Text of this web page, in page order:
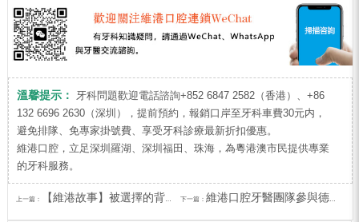
溫馨提示：
牙科問題歡迎電話諮詢+852 6847 2582（香港）、+86
132 6696 2630（深圳），提前預約，報銷口岸至牙科車費30元内，
避免排隊、免專家掛號費、享受牙科診療最新折扣優惠。
維港口腔，立足深圳羅湖、深圳福田、珠海，為粵港澳市民提供專業
的牙科服務。
上一篇： 【維港故事】被選擇的背後，是專業與用心的沉澱 下一篇： 維港口腔牙醫團隊參與德國慕尼黑大學教授交流會 聚焦樹脂滲透技術與數字化牙科前沿